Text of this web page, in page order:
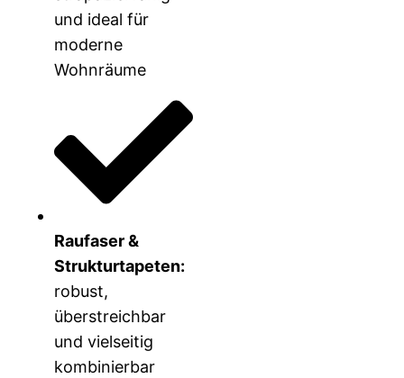
und ideal für
moderne
Wohnräume
Raufaser &
Strukturtapeten:
robust,
überstreichbar
und vielseitig
kombinierbar